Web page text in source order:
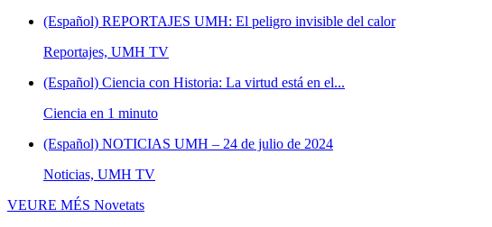
(Español) REPORTAJES UMH: El peligro invisible del calor
Reportajes, UMH TV
(Español) Ciencia con Historia: La virtud está en el...
Ciencia en 1 minuto
(Español) NOTICIAS UMH – 24 de julio de 2024
Noticias, UMH TV
VEURE MÉS Novetats